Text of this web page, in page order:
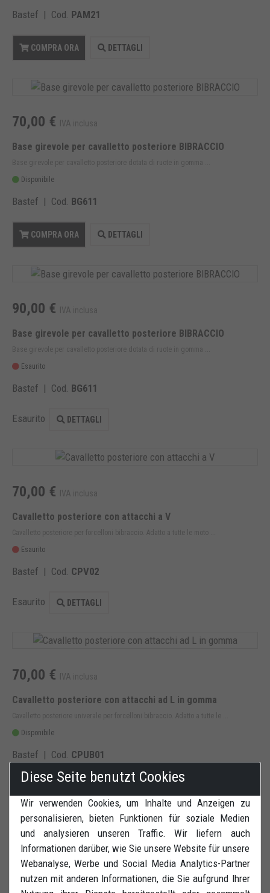
Bastef | Cod. PAM21
COMPRA ORA DETTAGLI
70,00 € IVA inclusa
Base girevole per cavalletto posteriore BIBRACCIO
Base girevole per cavalletto posteriore dotata di ruote in gomma ...
Disponibile
Bastef | Cod. BG611
COMPRA ORA DETTAGLI
90,00 € IVA inclusa
Base girevole per cavalletto posteriore BIBRACCIO
Base girevole per cavalletto posteriore dotata di ruote in gomma ...
Esaurito
Bastef | Cod. BG611
Esaurito DETTAGLI
70,00 € IVA inclusa
Cavalletto posteriore con attacchi a V
Cavalletto posteriore per forcelloni bibraccio. Adatto a tutte le moto ...
Esaurito
Bastef | Cod. CPV02
Esaurito DETTAGLI
70,00 € IVA inclusa
Cavalletto posteriore con attacchi ad L in gomma
Cavalletto posteriore univerale per forcelloni bibraccio. Adatto a tutte le ...
Disponibile
Bastef | Cod. CPUB01
130,00 €IVA inclusa
Cavalletto posteriore girevole completo
Diese Seite benutzt Cookies
Wir verwenden Cookies, um Inhalte und Anzeigen zu
personalisieren, bieten Funktionen für soziale Medien
und analysieren unseren Traffic. Wir liefern auch
Informationen darüber, wie Sie unsere Website für unsere
Webanalyse, Werbe und Social Media Analytics-Partner
nutzen mit anderen Informationen, die Sie aufgrund Ihrer